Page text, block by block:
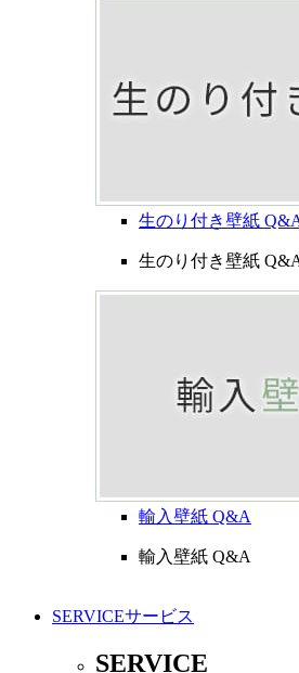
生のり付き壁紙
生のり付き壁紙
輸入壁紙 Q&A
輸入壁紙 Q&A
SERVICEサービス
SERVICE